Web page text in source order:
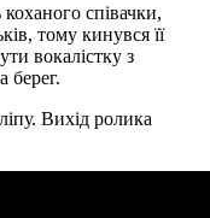
співачки,
тому кинувся її
вокалістку з
берег.
Вихід ролика